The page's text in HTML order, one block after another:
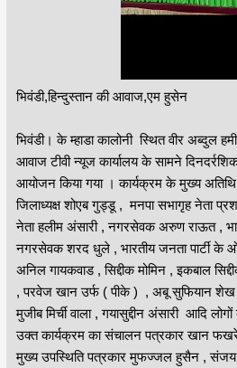
भिवंडी,हिन्दुस्तान की आवाज,एम हुसेन
भिवंडी। के म्हाडा कालोनी स्थित वीर अब्दुल
आवाज टीवी न्यूज कार्यालय के सामने
आयोजन किया गया । कार्यक्रम के मुख्य अतिथि
जिलाध्यक्ष शोएब गुड्डू , मनपा सभागृह नेता
नेता हलीम अंसारी , नगरसेवक अरुण राऊत ,
नगरसेवक शरद धुले , भारतीय जनता पार्टी के
अनिल गायकवाड , सिद्दीक मोमिन , इकबाल
, परवेज खान उर्फ ( पीके ) , अबू सुफियान शेख
मुजीब मिर्ची वाला , गयासुद्दीन अंसारी आदि
उक्त कार्यक्रम का संचालन पत्रकार खान
मुख्य उपस्थिति पत्रकार मुफज्जल हुसैन , संजय